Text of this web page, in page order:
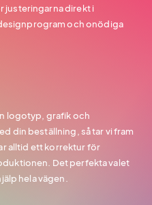
justeringarna direkt i
och onödiga
logotyp, grafik och
din beställning, så tar vi fram
alltid ett korrektur för
Det perfekta valet
hela vägen.